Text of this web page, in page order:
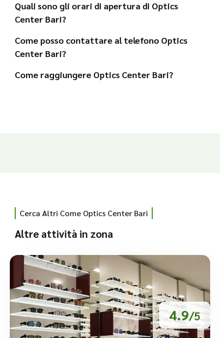
Quali sono gli orari di apertura di Optics
Center Bari?
Come posso contattare al telefono Optics
Center Bari?
Come raggiungere Optics Center Bari?
Cerca Altri Come Optics Center Bari
Altre attività in zona
4.9/5